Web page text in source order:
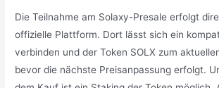
Die Teilnahme am Solaxy-Presale erfolgt
offizielle Plattform. Dort lässt sich ein
verbinden und der Token SOLX zum
bevor die nächste Preisanpassung erfolgt.